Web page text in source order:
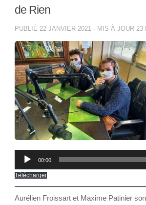
de Rien
PUBLIÉ 22 JANVIER 2021 · MIS À JOUR 23
Lecteur
00:00
Télécharger
Aurélien Froissart et Maxime Patinier